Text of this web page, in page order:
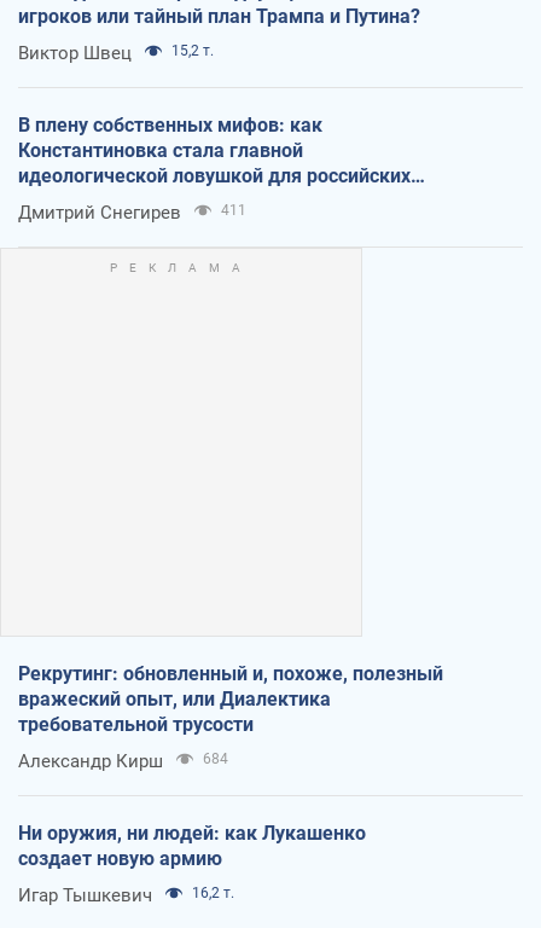
игроков или тайный план Трампа и Путина?
Виктор Швец 15,2 т.
В плену собственных мифов: как
Константиновка стала главной
идеологической ловушкой для российских
оккупантов
Дмитрий Снегирев 411
Рекрутинг: обновленный и, похоже, полезный
вражеский опыт, или Диалектика
требовательной трусости
Александр Кирш 684
Ни оружия, ни людей: как Лукашенко
создает новую армию
Игар Тышкевич 16,2 т.